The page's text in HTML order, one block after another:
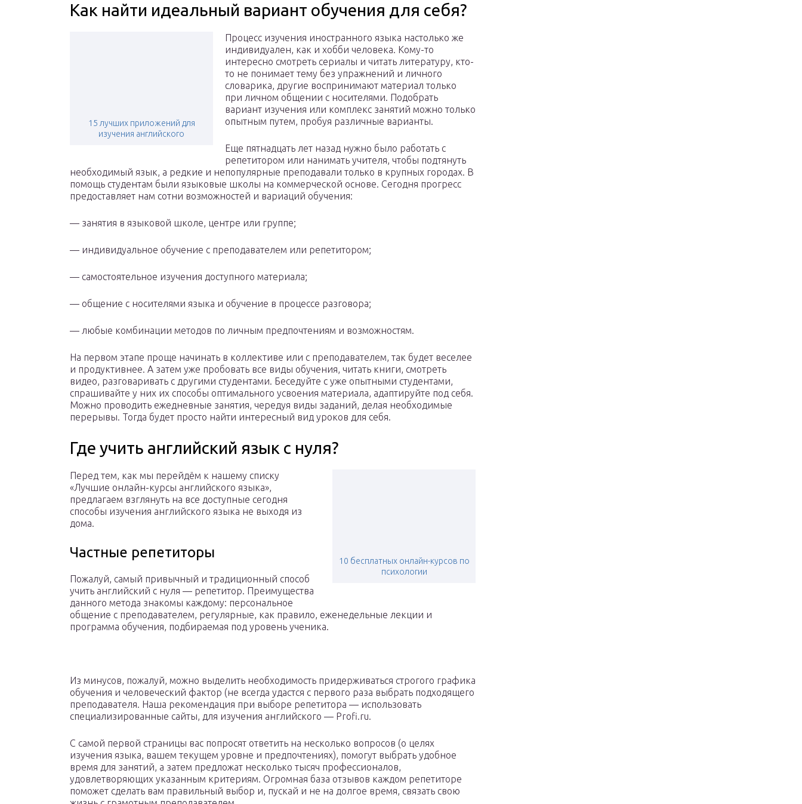
Как найти идеальный вариант обучения для себя?
15 лучших приложений для
изучения английского
Процесс изучения иностранного языка настолько же
индивидуален, как и хобби человека. Кому-то
интересно смотреть сериалы и читать литературу, кто-
то не понимает тему без упражнений и личного
словарика, другие воспринимают материал только
при личном общении с носителями. Подобрать
вариант изучения или комплекс занятий можно только
опытным путем, пробуя различные варианты.
Еще пятнадцать лет назад нужно было работать с
репетитором или нанимать учителя, чтобы подтянуть
необходимый язык, а редкие и непопулярные преподавали только в крупных городах. В
помощь студентам были языковые школы на коммерческой основе. Сегодня прогресс
предоставляет нам сотни возможностей и вариаций обучения:
— занятия в языковой школе, центре или группе;
— индивидуальное обучение с преподавателем или репетитором;
— самостоятельное изучения доступного материала;
— общение с носителями языка и обучение в процессе разговора;
— любые комбинации методов по личным предпочтениям и возможностям.
На первом этапе проще начинать в коллективе или с преподавателем, так будет веселее
и продуктивнее. А затем уже пробовать все виды обучения, читать книги, смотреть
видео, разговаривать с другими студентами. Беседуйте с уже опытными студентами,
спрашивайте у них их способы оптимального усвоения материала, адаптируйте под себя.
Можно проводить ежедневные занятия, чередуя виды заданий, делая необходимые
перерывы. Тогда будет просто найти интересный вид уроков для себя.
Где учить английский язык с нуля?
10 бесплатных онлайн-курсов по
психологии
Перед тем, как мы перейдём к нашему списку
«Лучшие онлайн-курсы английского языка»,
предлагаем взглянуть на все доступные сегодня
способы изучения английского языка не выходя из
дома.
Частные репетиторы
Пожалуй, самый привычный и традиционный способ
учить английский с нуля — репетитор. Преимущества
данного метода знакомы каждому: персональное
общение с преподавателем, регулярные, как правило, еженедельные лекции и
программа обучения, подбираемая под уровень ученика.
Из минусов, пожалуй, можно выделить необходимость придерживаться строгого графика
обучения и человеческий фактор (не всегда удастся с первого раза выбрать подходящего
преподавателя. Наша рекомендация при выборе репетитора — использовать
специализированные сайты, для изучения английского — Profi.ru.
С самой первой страницы вас попросят ответить на несколько вопросов (о целях
изучения языка, вашем текущем уровне и предпочтениях), помогут выбрать удобное
время для занятий, а затем предложат несколько тысяч профессионалов,
удовлетворяющих указанным критериям. Огромная база отзывов каждом репетиторе
поможет сделать вам правильный выбор и, пускай и не на долгое время, связать свою